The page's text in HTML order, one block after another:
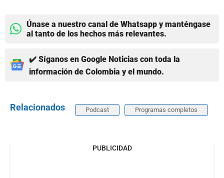
Únase a nuestro canal de Whatsapp y manténgase
al tanto de los hechos más relevantes.
✔️ Síganos en Google Noticias con toda la
información de Colombia y el mundo.
Relacionados Podcast Programas completos
PUBLICIDAD